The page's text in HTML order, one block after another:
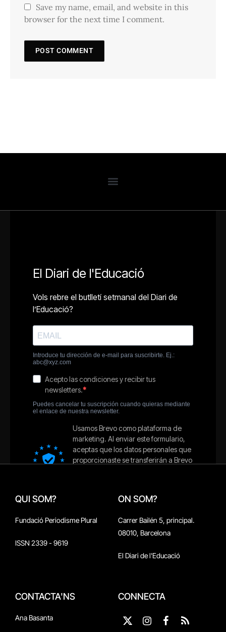
Save my name, email, and website in this
browser for the next time I comment.
QUI SOM?
Fundació Periodisme Plural
ISSN 2339 - 9619
ON SOM?
Carrer Bailén 5, principal.
08010, Barcelona
El Diari de l'Educació
CONTACTA'NS
Ana Basanta
CONNECTA
X
Instagram
Facebook
RSS